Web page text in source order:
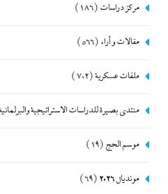
مركز دراسات (186)
مقالات و أراء (566)
ملفات عسكرية(702)
منتدى بصيرة للدراسات الاستراتيجية
موسم الحج (19)
مونديال 2026 (69)